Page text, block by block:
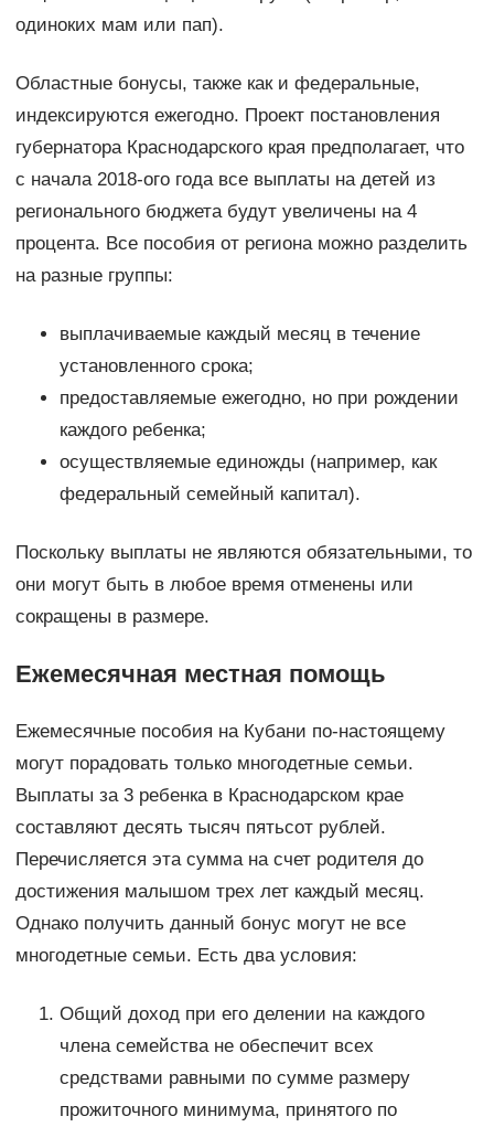
одиноких мам или пап).
Областные бонусы, также как и федеральные,
индексируются ежегодно. Проект постановления
губернатора Краснодарского края предполагает, что
с начала 2018-ого года все выплаты на детей из
регионального бюджета будут увеличены на 4
процента. Все пособия от региона можно разделить
на разные группы:
выплачиваемые каждый месяц в течение
установленного срока;
предоставляемые ежегодно, но при рождении
каждого ребенка;
осуществляемые единожды (например, как
федеральный семейный капитал).
Поскольку выплаты не являются обязательными, то
они могут быть в любое время отменены или
сокращены в размере.
Ежемесячная местная помощь
Ежемесячные пособия на Кубани по-настоящему
могут порадовать только многодетные семьи.
Выплаты за 3 ребенка в Краснодарском крае
составляют десять тысяч пятьсот рублей.
Перечисляется эта сумма на счет родителя до
достижения малышом трех лет каждый месяц.
Однако получить данный бонус могут не все
многодетные семьи. Есть два условия:
Общий доход при его делении на каждого
члена семейства не обеспечит всех
средствами равными по сумме размеру
прожиточного минимума, принятого по